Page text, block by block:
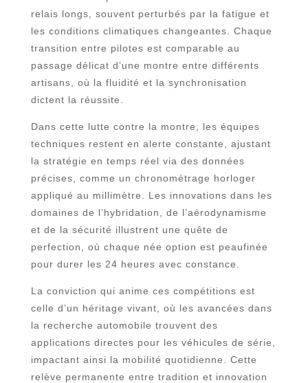
relais longs, souvent perturbés par la fatigue et
les conditions climatiques changeantes. Chaque
transition entre pilotes est comparable au
passage délicat d’une montre entre différents
artisans, où la fluidité et la synchronisation
dictent la réussite.
Dans cette lutte contre la montre, les équipes
techniques restent en alerte constante, ajustant
la stratégie en temps réel via des données
précises, comme un chronométrage horloger
appliqué au millimètre. Les innovations dans les
domaines de l’hybridation, de l’aérodynamisme
et de la sécurité illustrent une quête de
perfection, où chaque née option est peaufinée
pour durer les 24 heures avec constance.
La conviction qui anime ces compétitions est
celle d’un héritage vivant, où les avancées dans
la recherche automobile trouvent des
applications directes pour les véhicules de série,
impactant ainsi la mobilité quotidienne. Cette
relève permanente entre tradition et innovation